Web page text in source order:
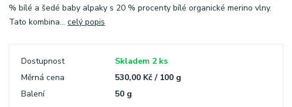
% bílé a šedé baby alpaky s 20 % procenty bílé organické merino vlny.
Tato kombina...celý popis
Dostupnost
Skladem 2 ks
Měrná cena
530,00 Kč / 100 g
Balení
50 g